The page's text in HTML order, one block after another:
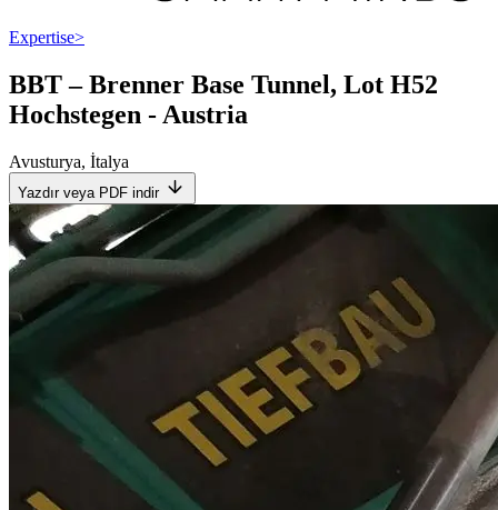
Expertise>
BBT – Brenner Base Tunnel, Lot H52
Hochstegen - Austria
Avusturya, İtalya
Yazdır veya PDF indir